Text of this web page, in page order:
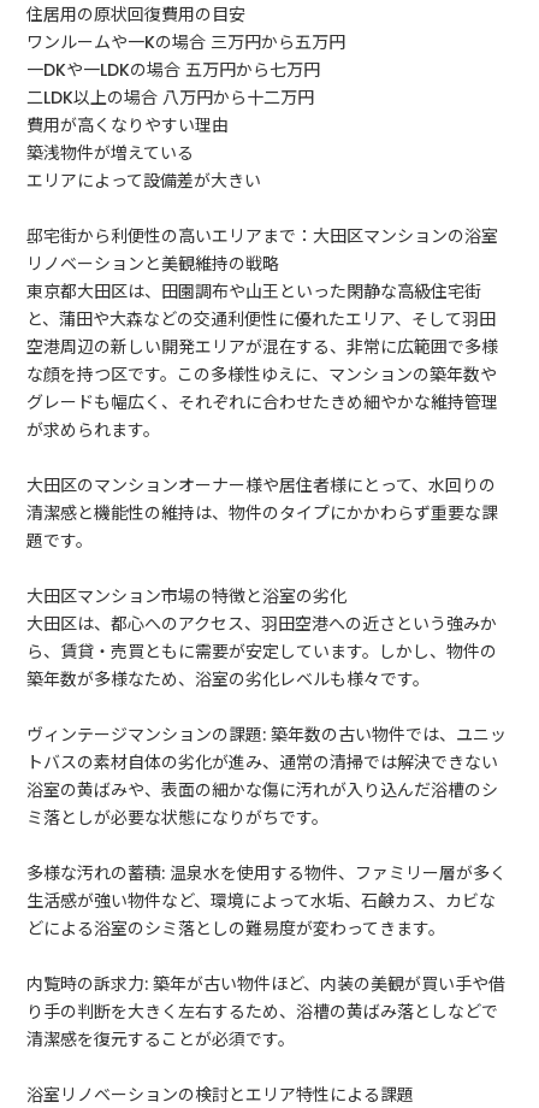
住居用の原状回復費用の目安
ワンルームや一Kの場合 三万円から五万円
一DKや一LDKの場合 五万円から七万円
二LDK以上の場合 八万円から十二万円
費用が高くなりやすい理由
築浅物件が増えている
エリアによって設備差が大きい
邸宅街から利便性の高いエリアまで：大田区マンションの浴室
リノベーションと美観維持の戦略
東京都大田区は、田園調布や山王といった閑静な高級住宅街
と、蒲田や大森などの交通利便性に優れたエリア、そして羽田
空港周辺の新しい開発エリアが混在する、非常に広範囲で多様
な顔を持つ区です。この多様性ゆえに、マンションの築年数や
グレードも幅広く、それぞれに合わせたきめ細やかな維持管理
が求められます。
大田区のマンションオーナー様や居住者様にとって、水回りの
清潔感と機能性の維持は、物件のタイプにかかわらず重要な課
題です。
大田区マンション市場の特徴と浴室の劣化
大田区は、都心へのアクセス、羽田空港への近さという強みか
ら、賃貸・売買ともに需要が安定しています。しかし、物件の
築年数が多様なため、浴室の劣化レベルも様々です。
ヴィンテージマンションの課題: 築年数の古い物件では、ユニッ
トバスの素材自体の劣化が進み、通常の清掃では解決できない
浴室の黄ばみや、表面の細かな傷に汚れが入り込んだ浴槽のシ
ミ落としが必要な状態になりがちです。
多様な汚れの蓄積: 温泉水を使用する物件、ファミリー層が多く
生活感が強い物件など、環境によって水垢、石鹸カス、カビな
どによる浴室のシミ落としの難易度が変わってきます。
内覧時の訴求力: 築年が古い物件ほど、内装の美観が買い手や借
り手の判断を大きく左右するため、浴槽の黄ばみ落としなどで
清潔感を復元することが必須です。
浴室リノベーションの検討とエリア特性による課題